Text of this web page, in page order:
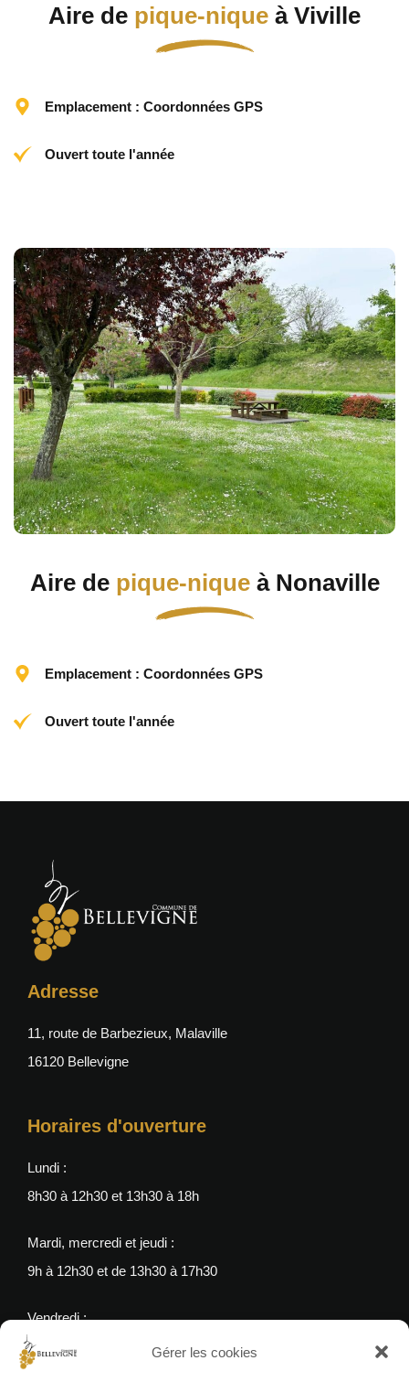
Gérer les cookies
Aire de pique-nique à Viville
Emplacement : Coordonnées GPS
Ouvert toute l'année
Aire de pique-niqueà Nonaville
Emplacement : Coordonnées GPS
Ouvert toute l'année
Adresse
11, route de Barbezieux, Malaville
16120 Bellevigne
Horaires d'ouverture
Lundi :
8h30 à 12h30 et 13h30 à 18h
Mardi, mercredi et jeudi :
9h à 12h30 et de 13h30 à 17h30
Vendredi :
9h à 12h30 et 13h30 à 17h